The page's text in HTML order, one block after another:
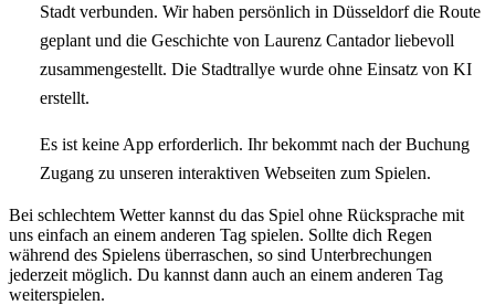
Stadt verbunden. Wir haben persönlich in Düsseldorf die Route
geplant und die Geschichte von Laurenz Cantador liebevoll
zusammengestellt. Die Stadtrallye wurde ohne Einsatz von KI
erstellt.
Es ist keine App erforderlich. Ihr bekommt nach der Buchung
Zugang zu unseren interaktiven Webseiten zum Spielen.
Bei schlechtem Wetter kannst du das Spiel ohne Rücksprache mit
uns einfach an einem anderen Tag spielen. Sollte dich Regen
während des Spielens überraschen, so sind Unterbrechungen
jederzeit möglich. Du kannst dann auch an einem anderen Tag
weiterspielen.